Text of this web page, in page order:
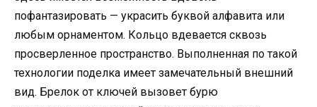
пофантазировать — украсить буквой алфавита или
любым орнаментом. Кольцо вдевается сквозь
просверленное пространство. Выполненная по такой
технологии поделка имеет замечательный внешний
вид. Брелок от ключей вызовет бурю